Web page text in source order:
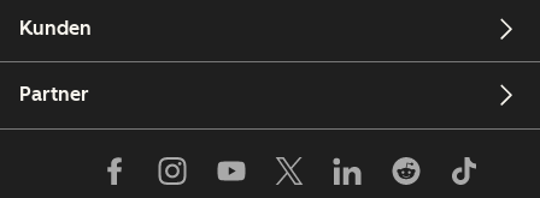
Kunden
Partner